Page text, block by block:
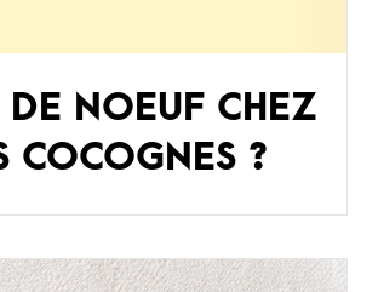
NOEUF CHEZ
COCOGNES ?